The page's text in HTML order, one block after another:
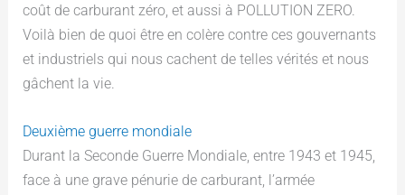
coût de carburant zéro, et aussi à POLLUTION ZERO.
Voilà bien de quoi être en colère contre ces gouvernants
et industriels qui nous cachent de telles vérités et nous
gâchent la vie.
Deuxième guerre mondiale
Durant la Seconde Guerre Mondiale, entre 1943 et 1945,
face à une grave pénurie de carburant, l’armée